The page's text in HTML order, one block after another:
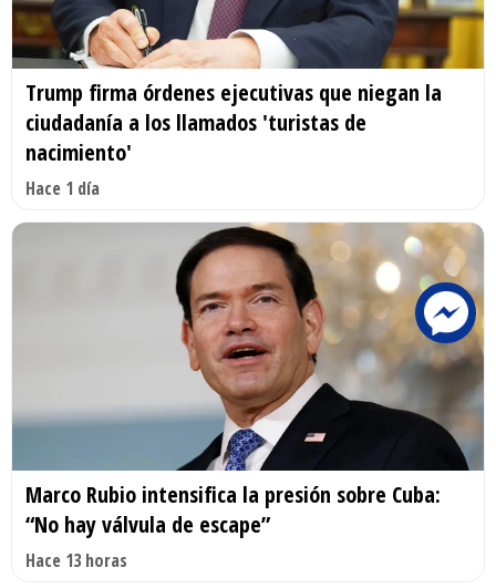
Trump firma órdenes ejecutivas que niegan la
ciudadanía a los llamados 'turistas de
nacimiento'
Hace 1 día
Marco Rubio intensifica la presión sobre Cuba:
“No hay válvula de escape”
Hace 13 horas